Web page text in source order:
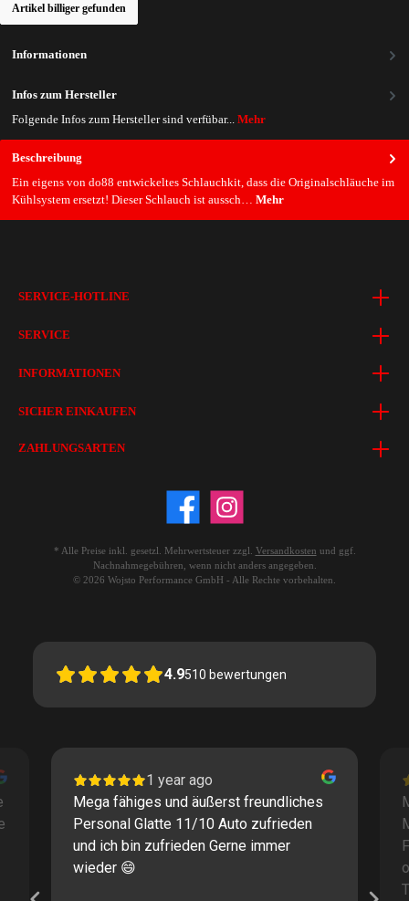
Artikel billiger gefunden
Beschreibung
Ein eigens von do88 entwickeltes Schlauchkit, dass die Originalschläuche im
Kühlsystem ersetzt! Dieser Schlauch ist aussch… Mehr
Informationen
Infos zum Hersteller
Folgende Infos zum Hersteller sind verfübar... Mehr
SERVICE-HOTLINE
SERVICE
INFORMATIONEN
SICHER EINKAUFEN
ZAHLUNGSARTEN
* Alle Preise inkl. gesetzl. Mehrwertsteuer zzgl. Versandkosten und ggf.
Nachnahmegebühren, wenn nicht anders angegeben.
© 2026 Wojsto Performance GmbH - Alle Rechte vorbehalten.
4.9510 bewertungen
1 year ago
Mega fähiges und äußerst freundliches
Personal Glatte 11/10 Auto zufrieden
und ich bin zufrieden Gerne immer
wieder 😄